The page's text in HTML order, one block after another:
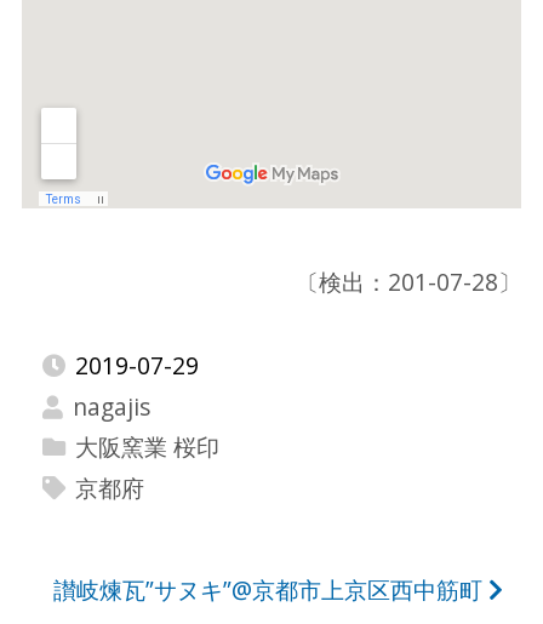
〔検出：201-07-28〕
2019-07-29
nagajis
大阪窯業 桜印
京都府
投讃岐煉瓦”サヌキ”@京都市上京区西中筋町